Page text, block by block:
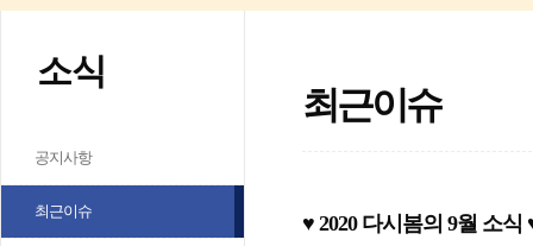
소식
공지사항
최근이슈
최근이슈
♥ 2020 다시봄의 9월 소식